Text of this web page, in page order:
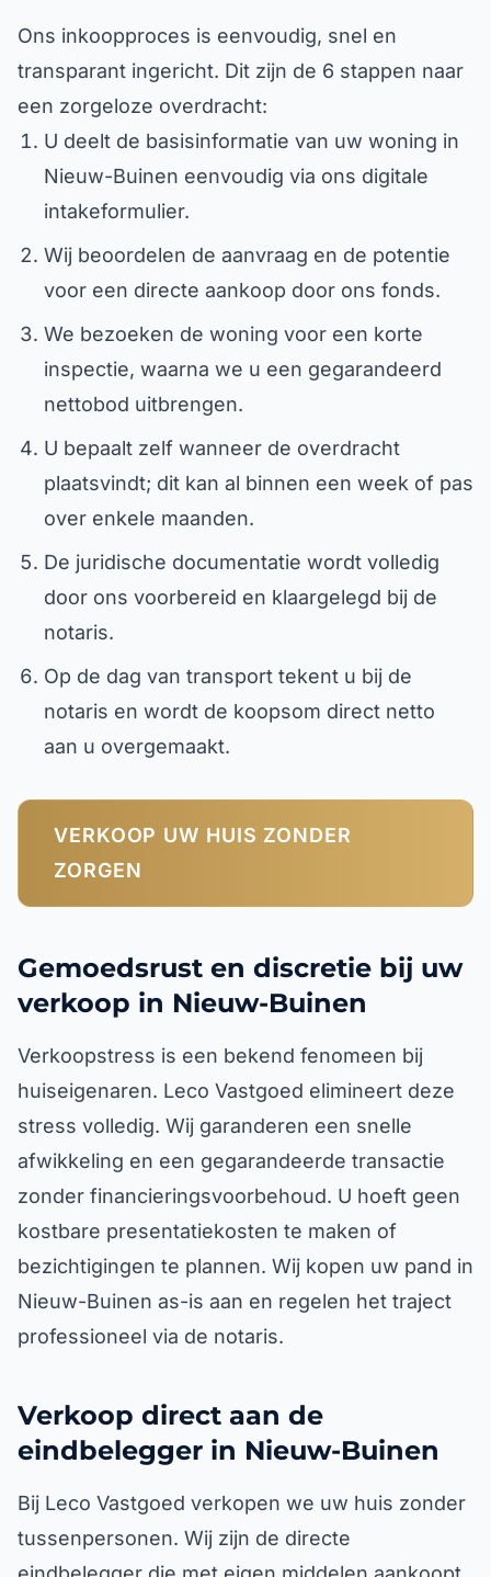
Ons inkoopproces is eenvoudig, snel en
transparant ingericht. Dit zijn de 6 stappen naar
een zorgeloze overdracht:
U deelt de basisinformatie van uw woning in
Nieuw-Buinen eenvoudig via ons digitale
intakeformulier.
Wij beoordelen de aanvraag en de potentie
voor een directe aankoop door ons fonds.
We bezoeken de woning voor een korte
inspectie, waarna we u een gegarandeerd
nettobod uitbrengen.
U bepaalt zelf wanneer de overdracht
plaatsvindt; dit kan al binnen een week of pas
over enkele maanden.
De juridische documentatie wordt volledig
door ons voorbereid en klaargelegd bij de
notaris.
Op de dag van transport tekent u bij de
notaris en wordt de koopsom direct netto
aan u overgemaakt.
VERKOOP UW HUIS ZONDER
ZORGEN
Gemoedsrust en discretie bij uw
verkoop in Nieuw-Buinen
Verkoopstress is een bekend fenomeen bij
huiseigenaren. Leco Vastgoed elimineert deze
stress volledig. Wij garanderen een snelle
afwikkeling en een gegarandeerde transactie
zonder financieringsvoorbehoud. U hoeft geen
kostbare presentatiekosten te maken of
bezichtigingen te plannen. Wij kopen uw pand in
Nieuw-Buinen as-is aan en regelen het traject
professioneel via de notaris.
Verkoop direct aan de
eindbelegger in Nieuw-Buinen
Bij Leco Vastgoed verkopen we uw huis zonder
tussenpersonen. Wij zijn de directe